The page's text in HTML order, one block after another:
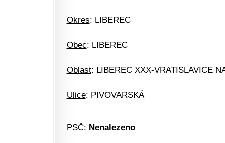
Okres: LIBEREC
Obec: LIBEREC
Oblast: LIBEREC XXX-VRATISLAVICE
Ulice: PIVOVARSKÁ
PSČ: Nenalezeno